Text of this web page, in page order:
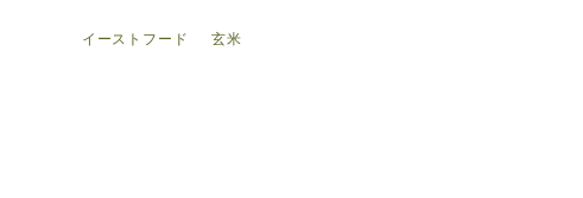
イーストフード 玄米